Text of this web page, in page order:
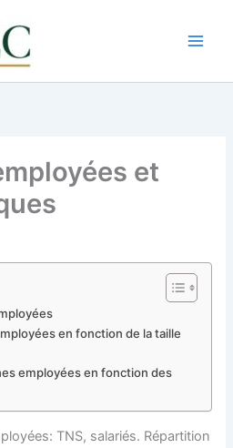
et
en fonction de la taille
employées en fonction des
TNS, salariés. Répartition